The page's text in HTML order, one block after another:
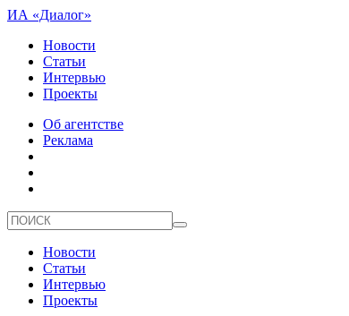
ИА «Диалог»
Новости
Статьи
Интервью
Проекты
Об агентстве
Реклама
Новости
Статьи
Интервью
Проекты